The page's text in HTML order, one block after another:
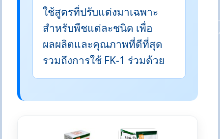
ใช้สูตรที่ปรับแต่งมาเฉพาะ
สำหรับพืชแต่ละชนิด เพื่อ
ผลผลิตและคุณภาพที่ดีที่สุด
รวมถึงการใช้ FK-1 ร่วมด้วย